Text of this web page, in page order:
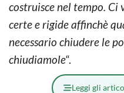
costruisce nel tempo. Ci
certe e rigide affinchè
necessario chiudere le
chiudiamole“.
Leggi gli